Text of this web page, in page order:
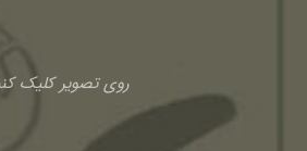
روی تصویر کلیک